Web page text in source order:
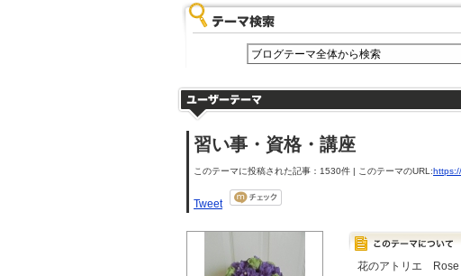
習い事・資格・講座
このテーマに投稿された記事：1530件 | このテーマのURL:
Tweet
花のアトリエ Rose